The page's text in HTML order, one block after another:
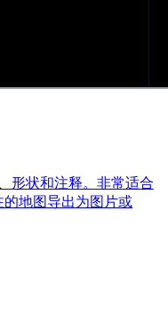
形状和注释。非常适合
地图导出为图片或